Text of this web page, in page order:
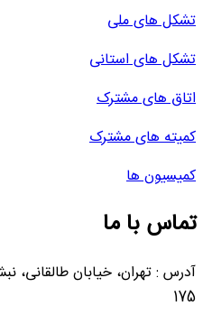
تشکل های ملی
تشکل های استانی
اتاق های مشترک
کمیته های مشترک
کمیسیون ها
تماس با ما
آدرس : تهران، خیابان
175